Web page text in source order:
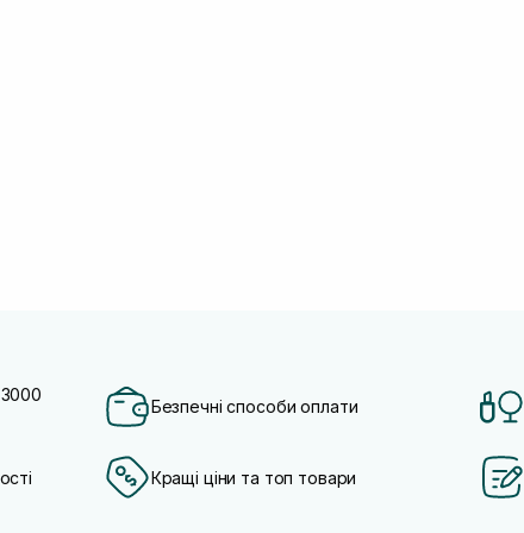
Безпечні способи оплати
Кращі ціни та топ товари